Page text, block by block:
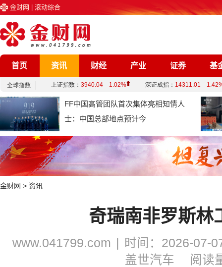
金财网 滚动综合
首页 资讯 财经 产业 证券 基
企业 文化 娱乐
综合
FF中国高管团队首次集体亮相知情人
士：中国总部地点预计今
金财网 > 资讯
奇瑞南非罗斯林
www.041799.com
时间：2026-07-
盖世汽车
阅读